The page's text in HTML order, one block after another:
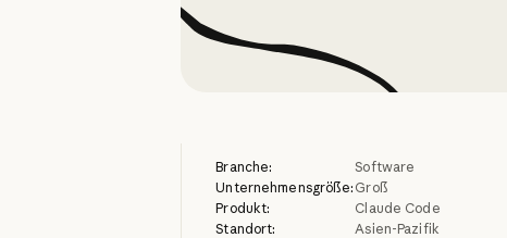
Branche:
Software
Unternehmensgröße: Groß
Produkt:
Claude Code
Standort:
Asien-Pazifik